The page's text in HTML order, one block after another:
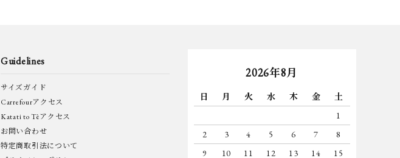
Guidelines
サイズガイド
Carrefourアクセス
Katati to Tèアクセス
お問い合わせ
特定商取引法について
2026年8月
日 月 火 水 木 金
土
1
2
3 4 5 6 7
8
9
10 11 12 13 14 15